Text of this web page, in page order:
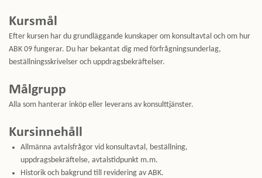
Kursmål
Efter kursen har du grundläggande kunskaper om konsultavtal och om hur
ABK 09 fungerar. Du har bekantat dig med förfrågningsunderlag,
beställningsskrivelser och uppdragsbekräftelser.
Målgrupp
Alla som hanterar inköp eller leverans av konsulttjänster.
Kursinnehåll
Allmänna avtalsfrågor vid konsultavtal, beställning,
uppdragsbekräftelse, avtalstidpunkt m.m.
Historik och bakgrund till revidering av ABK.